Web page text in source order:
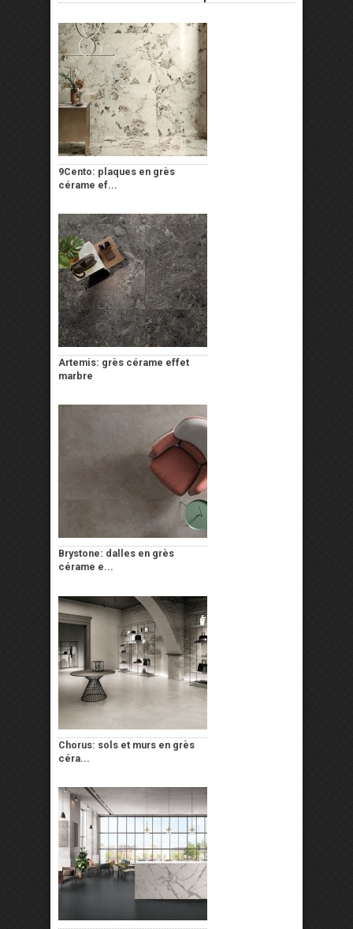
9Cento: plaques en grès
cérame ef...
Artemis: grès cérame effet
marbre
Brystone: dalles en grès
cérame e...
Chorus: sols et murs en grès
céra...